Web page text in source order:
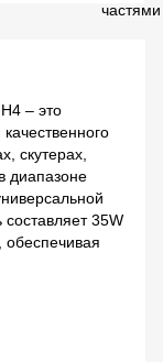
– это
скутерах,
диапазоне
35W
обеспечивая